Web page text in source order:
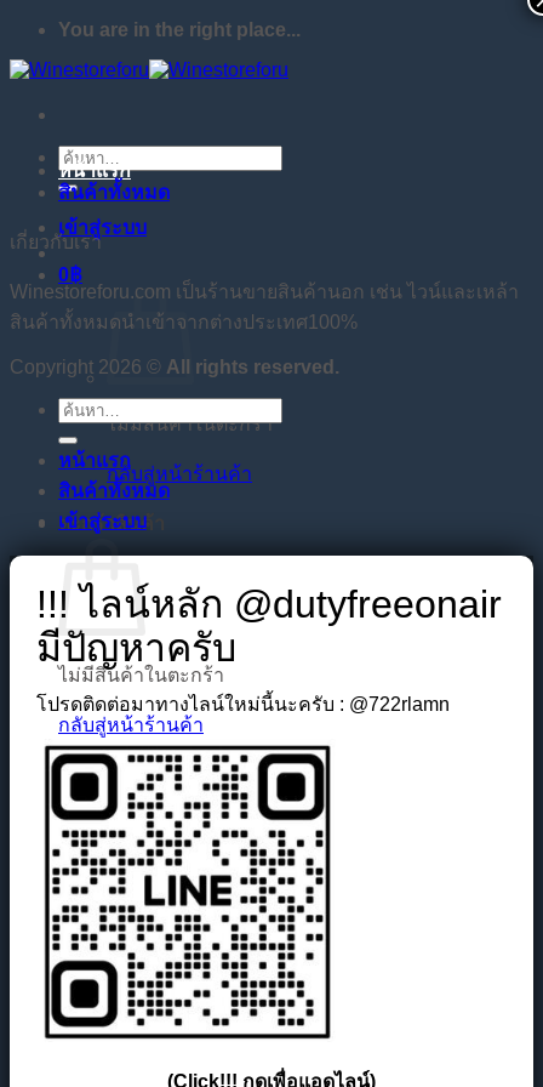
ข้าม
ไป
เนื้อหา
You are in the right place...
ค้นหา:
เข้าสู่ระบบ
0฿
ไม่มีสินค้าในตะกร้า
กลับสู่หน้าร้านค้า
ตะกร้าสินค้า
ไม่มีสินค้าในตะกร้า
กลับสู่หน้าร้านค้า
หน้าแรก
สินค้าทั้งหมด
เกี่ยวกับเรา
Winestoreforu.com เป็นร้านขายสินค้านอก เช่น ไวน์และเหล้า
สินค้าทั้งหมดนำเข้าจากต่างประเทศ100%
Copyright 2026 © All rights reserved.
ค้นหา:
หน้าแรก
สินค้าทั้งหมด
เข้าสู่ระบบ
!!! ไลน์หลัก @dutyfreeonair
มีปัญหาครับ
โปรดติดต่อมาทางไลน์ใหม่นี้นะครับ : @722rlamn
(Click!!! กดเพื่อแอดไลน์)